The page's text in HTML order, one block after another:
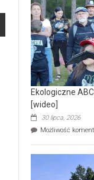
Ekologiczne
[wideo]
30 lipca, 2026
Możliwość